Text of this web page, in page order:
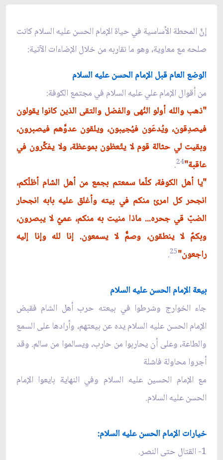
إنَّ المحطة الأساسية في حياة الإمام الحسن عليه السلام كانت
صلحه مع معاوية، وهو ما نقاربه من خلال الإضاءات الآتية:
الوضع العام قبل الإمام الحسن عليه السلام
من أقوال الإمام علي عليه السلام في مجتمع الكوفة:
"ذهب والله أولو النُهى والفضل والتقى الذين كانوا يقولون
فيصدِقون، ويُدعَون فيُجيبون، ويلقون عدوَّهم فيصبرون،
وبقيت لي حثالة قوم لا يتّعظون بموعظة، ولا يفكِّرون في
عاقبة"24
.
"يا أهل الكوفة، كلّما سمعتم بجمع من أهل الشام أظلّكم،
انجحر كل امرئ منكم في بيته وأغلق عليه بابه انجحار
الضبّ قي جحره... ماذا منيت به منكم، عميٌ لا يبصرون،
وبكمٌ لا ينطقون، وصمٌّ لا يسمعون. إنا لله وإنا إليه
راجعون"25
.
بيعة الإمام الحسن عليه السلام
جاء الخوارج وشرطوا في بيعته حرب أهل الشام فقبض
الإمام الحسن عليه السلام يده عن بيعتهم، وأرادها على السمع
والطاعة، وعلى أن يحاربوا من حارب، ويسالموا من سالم. وقد
أجروا محاولة فاشلة
مع الإمام الحسين عليه السلام وفي النهاية بايعوا الإمام
الحسن عليه السلام.
خيارات الإمام الحسن عليه السلام:
1- القتال حتى النصر.